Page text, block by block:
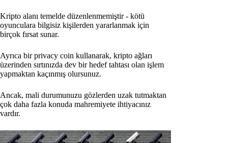
Kripto alanı temelde düzenlenmemiştir - kötü
oyunculara bilgisiz kişilerden yararlanmak için
birçok fırsat sunar.
Ayrıca bir privacy coin kullanarak, kripto ağları
üzerinden sırtınızda dev bir hedef tahtası olan işlem
yapmaktan kaçınmış olursunuz.
Ancak, mali durumunuzu gözlerden uzak tutmaktan
çok daha fazla konuda mahremiyete ihtiyacınız
vardır.